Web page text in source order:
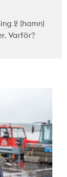
2 (hamn)
Varför?